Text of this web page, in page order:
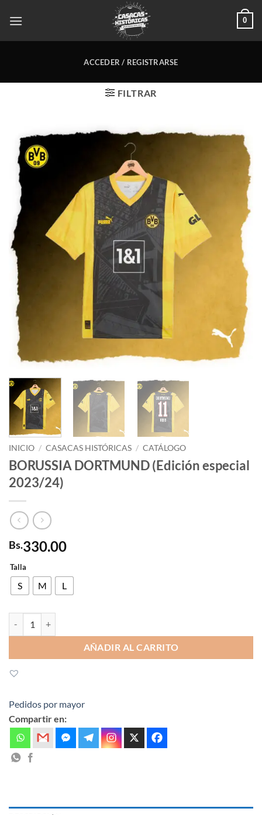
0
ACCEDER / REGISTRARSE
FILTRAR
INICIO / CASACAS HISTÓRICAS / CATÁLOGO
BORUSSIA DORTMUND (Edición especial
2023/24)
Bs.330.00
Talla
S M L
AÑADIR AL CARRITO
Pedidos por mayor
Compartir en: